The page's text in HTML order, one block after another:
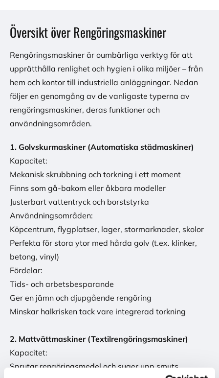
Översikt över Rengöringsmaskiner
Rengöringsmaskiner är oumbärliga verktyg för att
upprätthålla renlighet och hygien i olika miljöer – från
hem och kontor till industriella anläggningar. Nedan
följer en genomgång av de vanligaste typerna av
rengöringsmaskiner, deras funktioner och
användningsområden.
1. Golvskurmaskiner (Automatiska städmaskiner)
Kapacitet:
Mekanisk skrubbning och torkning i ett moment
Finns som gå-bakom eller åkbara modeller
Justerbart vattentryck och borststyrka
Användningsområden:
Köpcentrum, flygplatser, lager, stormarknader, skolor
Perfekta för stora ytor med hårda golv (t.ex. klinker,
betong, vinyl)
Fördelar:
Tids- och arbetsbesparande
Ger en jämn och djupgående rengöring
Minskar halkrisken tack vare integrerad torkning
2. Mattvättmaskiner (Textilrengöringsmaskiner)
Kapacitet:
Sprutar rengöringsmedel och suger upp smuts